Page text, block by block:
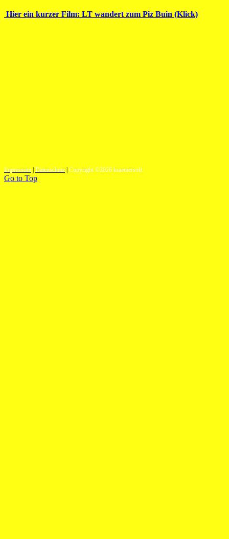
Hier ein kurzer Film: LT wandert zum Piz Buin (Klick)
Impressum Datenschutz Copyright ©2026 kraemersoft
Go to Top